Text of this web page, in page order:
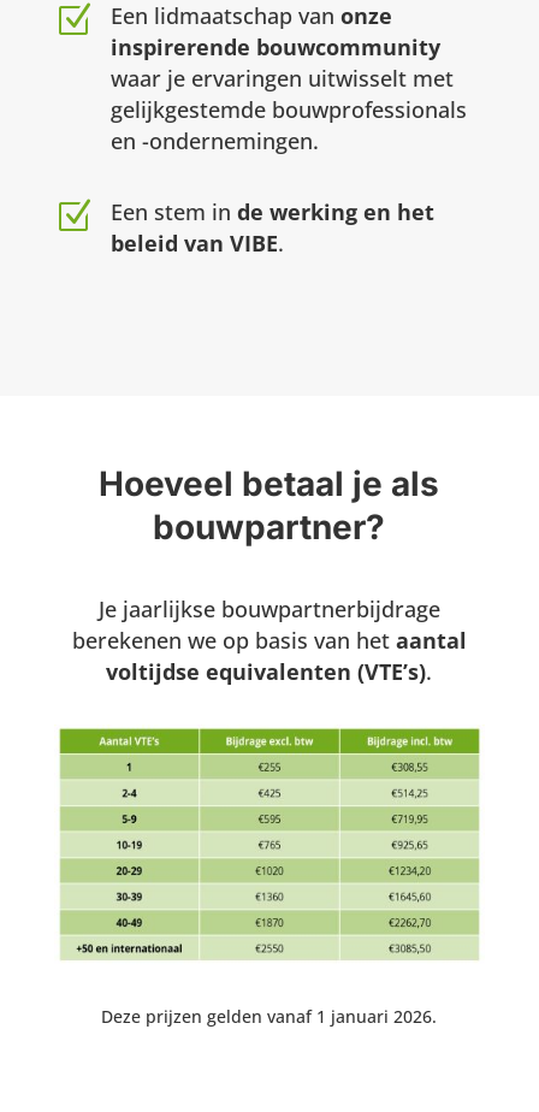
Z Een lidmaatschap van onze
inspirerende bouwcommunity
waar je ervaringen uitwisselt met
gelijkgestemde bouwprofessionals
en -ondernemingen.
Z Een stem in de werking en het
beleid van VIBE.
Hoeveel betaal je als
bouwpartner?
Je jaarlijkse bouwpartnerbijdrage
berekenen we op basis van het aantal
voltijdse equivalenten (VTE’s).
Deze prijzen gelden vanaf 1 januari 2026.